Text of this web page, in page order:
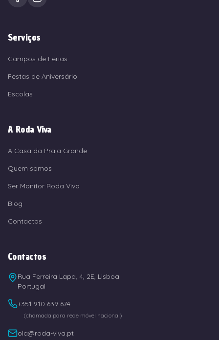
Serviços
Campos de Férias
Festas de Aniversário
Escolas
A Roda Viva
A Casa da Praia Grande
Quem somos
Ser Monitor Roda Viva
Blog
Contactos
Contactos
Rua Ferreira Lapa, 4, 2E, Lisboa
Portugal
+351 910 639 674
(chamada para rede móvel nacional)
ola@roda-viva.pt